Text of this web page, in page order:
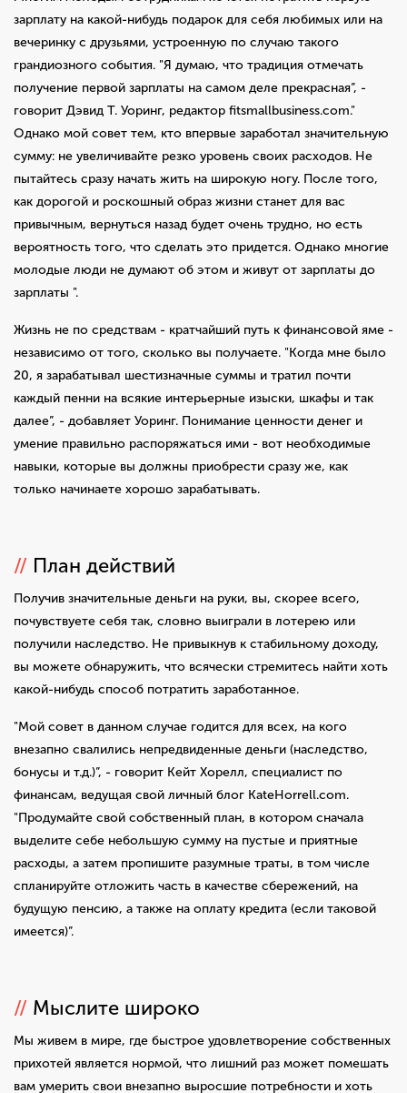
зарплату на какой-нибудь подарок для себя любимых или на
вечеринку с друзьями, устроенную по случаю такого
грандиозного события. "Я думаю, что традиция отмечать
получение первой зарплаты на самом деле прекрасная”, -
говорит Дэвид Т. Уоринг, редактор fitsmallbusiness.com."
Однако мой совет тем, кто впервые заработал значительную
сумму: не увеличивайте резко уровень своих расходов. Не
пытайтесь сразу начать жить на широкую ногу. После того,
как дорогой и роскошный образ жизни станет для вас
привычным, вернуться назад будет очень трудно, но есть
вероятность того, что сделать это придется. Однако многие
молодые люди не думают об этом и живут от зарплаты до
зарплаты ".
Жизнь не по средствам - кратчайший путь к финансовой яме -
независимо от того, сколько вы получаете. "Когда мне было
20, я зарабатывал шестизначные суммы и тратил почти
каждый пенни на всякие интерьерные изыски, шкафы и так
далее”, - добавляет Уоринг. Понимание ценности денег и
умение правильно распоряжаться ими - вот необходимые
навыки, которые вы должны приобрести сразу же, как
только начинаете хорошо зарабатывать.
// План действий
Получив значительные деньги на руки, вы, скорее всего,
почувствуете себя так, словно выиграли в лотерею или
получили наследство. Не привыкнув к стабильному доходу,
вы можете обнаружить, что всячески стремитесь найти хоть
какой-нибудь способ потратить заработанное.
"Мой совет в данном случае годится для всех, на кого
внезапно свалились непредвиденные деньги (наследство,
бонусы и т.д.)”, - говорит Кейт Хорелл, специалист по
финансам, ведущая свой личный блог KateHorrell.com.
"Продумайте свой собственный план, в котором сначала
выделите себе небольшую сумму на пустые и приятные
расходы, а затем пропишите разумные траты, в том числе
спланируйте отложить часть в качестве сбережений, на
будущую пенсию, а также на оплату кредита (если таковой
имеется)”.
// Мыслите широко
Мы живем в мире, где быстрое удовлетворение собственных
прихотей является нормой, что лишний раз может помешать
вам умерить свои внезапно выросшие потребности и хоть